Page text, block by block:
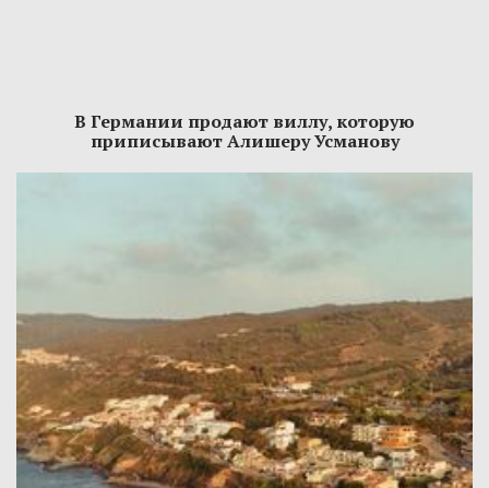
В Германии продают виллу, которую
приписывают Алишеру Усманову